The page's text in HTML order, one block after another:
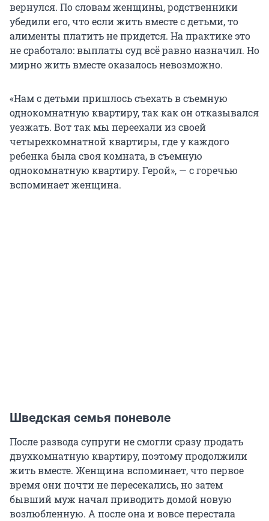
вернулся. По словам женщины, родственники
убедили его, что если жить вместе с детьми, то
алименты платить не придется. На практике это
не сработало: выплаты суд всё равно назначил. Но
мирно жить вместе оказалось невозможно.
«Нам с детьми пришлось съехать в съемную
однокомнатную квартиру, так как он отказывался
уезжать. Вот так мы переехали из своей
четырехкомнатной квартиры, где у каждого
ребенка была своя комната, в съемную
однокомнатную квартиру. Герой», — с горечью
вспоминает женщина.
Шведская семья поневоле
После развода супруги не смогли сразу продать
двухкомнатную квартиру, поэтому продолжили
жить вместе. Женщина вспоминает, что первое
время они почти не пересекались, но затем
бывший муж начал приводить домой новую
возлюбленную. А после она и вовсе перестала